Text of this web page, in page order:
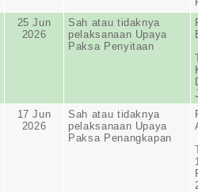
25 Jun
2026
Sah atau tidaknya
pelaksanaan Upaya
Paksa Penyitaan
17 Jun
2026
Sah atau tidaknya
pelaksanaan Upaya
Paksa Penangkapan